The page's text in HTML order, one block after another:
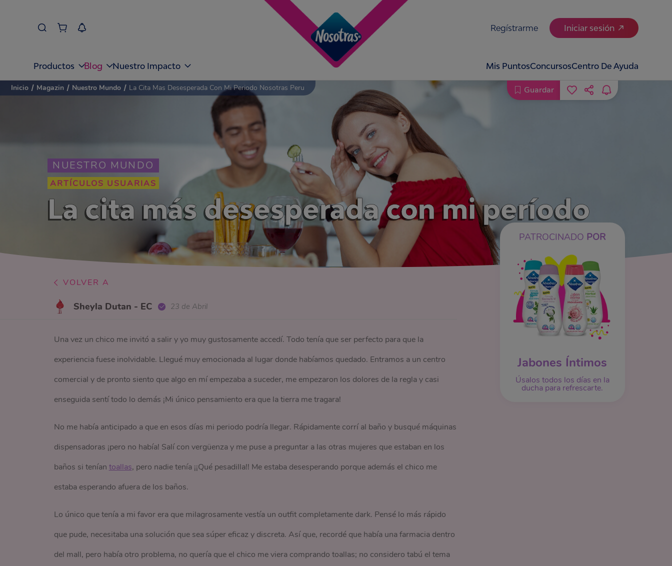
Regístrarme Iniciar sesión
Productos Blog Nuestro Impacto Mis PuntosConcursosCentro De Ayuda
NUESTRO MUNDO
ARTÍCULOS USUARIAS
La cita más desesperada con mi período
PATROCINADO POR
Jabones Íntimos
Úsalos todos los días en la
ducha para refrescarte.
Inicio / Magazin / Nuestro Mundo / La Cita Mas Desesperada Con Mi Periodo Nosotras Peru Guardar
VOLVER A
Sheyla Dutan - EC 23 de Abril
Una vez un chico me invitó a salir y yo muy gustosamente accedí. Todo tenía que ser perfecto para que la
experiencia fuese inolvidable. Llegué muy emocionada al lugar donde habíamos quedado. Entramos a un centro
comercial y de pronto siento que algo en mí empezaba a suceder, me empezaron los dolores de la regla y casi
enseguida sentí todo lo demás ¡Mi único pensamiento era que la tierra me tragara!
No me había anticipado a que en esos días mi periodo podría llegar. Rápidamente corrí al baño y busqué máquinas
dispensadoras ¡pero no había! Salí con vergüenza y me puse a preguntar a las otras mujeres que estaban en los
baños si tenían toallas, pero nadie tenía ¡¡Qué pesadilla!! Me estaba desesperando porque además el chico me
estaba esperando afuera de los baños.
Lo único que tenía a mi favor era que milagrosamente vestía un outfit completamente dark. Pensé lo más rápido
que pude, necesitaba una solución que sea súper eficaz y discreta. Así que, recordé que había una farmacia dentro
del mall, pero había otro problema, no quería que el chico me viera comprando toallas; no considero tabú el tema